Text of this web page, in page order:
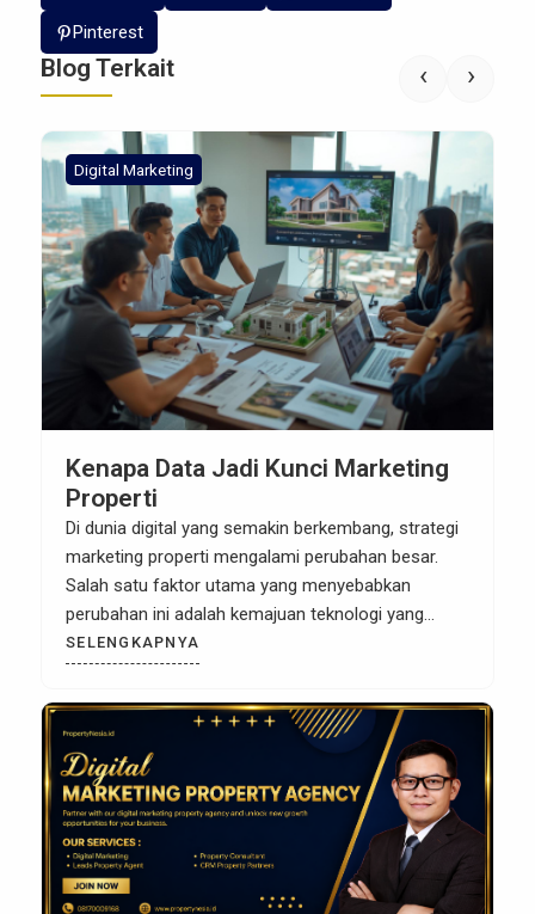
Pinterest
Blog Terkait
Digital Marketing
Kenapa Data Jadi Kunci Marketing
Properti
Di dunia digital yang semakin berkembang, strategi
marketing properti mengalami perubahan besar.
Salah satu faktor utama yang menyebabkan
perubahan ini adalah kemajuan teknologi yang
memungkinkan pengumpulan dan analisis data
secara real-time. Sebagai pengusaha atau agen
properti, memanfaatkan data dengan bijak kini
menjadi kunci untuk meraih kesuksesan dalam
pemasaran properti. Data bukan hanya sekadar
angka atau […]
SELENGKAPNYA
‹ ›